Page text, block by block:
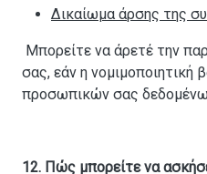
Δικαίωμα άρσης της
Μπορείτε να άρετέ την
σας, εάν η νομιμοποιητική
προσωπικών σας
12. Πώς μπορείτε να